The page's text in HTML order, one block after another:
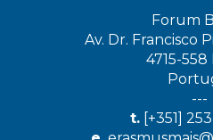
Forum
Av. Dr. Francisco
4715-558
---
t. [+351]